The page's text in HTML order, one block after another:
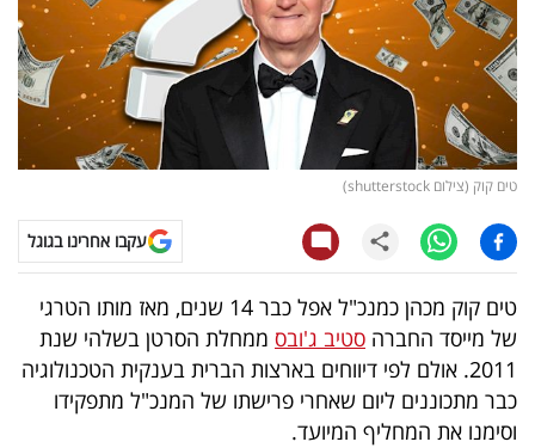
רכילות
עסקית
קריפטו
ויראלי
טלוויזיה
עסקי
ספורט
קריירה
ולימודים
טים קוק (צילום shutterstock)
עקבו אחרינו בגוגל
טים קוק מכהן כמנכ"ל אפל כבר 14 שנים, מאז מותו הטרגי
של מייסד החברה סטיב ג'ובס ממחלת הסרטן בשלהי שנת
2011. אולם לפי דיווחים בארצות הברית בענקית הטכנולוגיה
כבר מתכוננים ליום שאחרי פרישתו של המנכ"ל מתפקידו
וסימנו את המחליף המיועד.